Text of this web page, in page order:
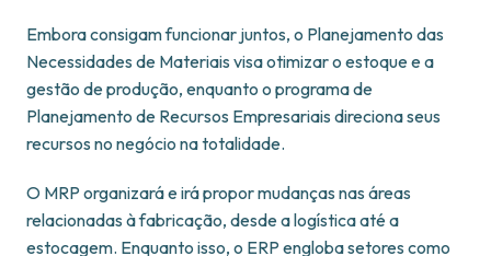
Embora consigam funcionar juntos, o Planejamento das
Necessidades de Materiais visa otimizar o estoque e a
gestão de produção, enquanto o programa de
Planejamento de Recursos Empresariais direciona seus
recursos no negócio na totalidade.
O MRP organizará e irá propor mudanças nas áreas
relacionadas à fabricação, desde a logística até a
estocagem. Enquanto isso, o ERP engloba setores como